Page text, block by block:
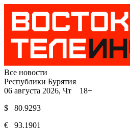
Все новости
Республики Бурятия
06 августа 2026, Чт 18+
$ 80.9293
€ 93.1901